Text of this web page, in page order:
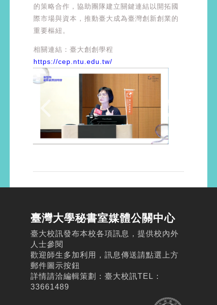
的策略合作，協助團隊建立關鍵連結以開拓國
際市場與資本，推動臺大成為臺灣創新創業的
重要樞紐。
相關連結：臺大創創學程
https://cep.ntu.edu.tw/
臺灣大學秘書室媒體公關中心
臺大校訊發布本校各項訊息，提供校內外
人士參閱
歡迎師生多加利用，訊息傳送請點選上方
郵件圖示按鈕
詳情請洽編輯策劃：臺大校訊TEL：
33661489